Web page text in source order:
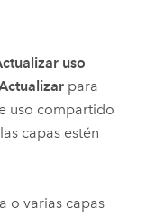
uso
para
uso compartido
capas estén
o varias capas